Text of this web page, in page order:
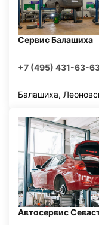
Сервис Балашиха
+7 (495) 431-63-
Балашиха,
Автосервис